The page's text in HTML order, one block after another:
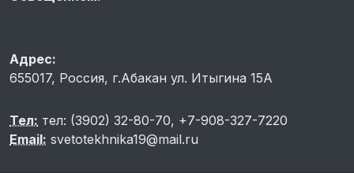
Адрес:
655017, Россия, г.Абакан ул. Итыгина 15A
Тел: тел: (3902) 32-80-70, +7-908-327-7220
Email: svetotekhnika19@mail.ru